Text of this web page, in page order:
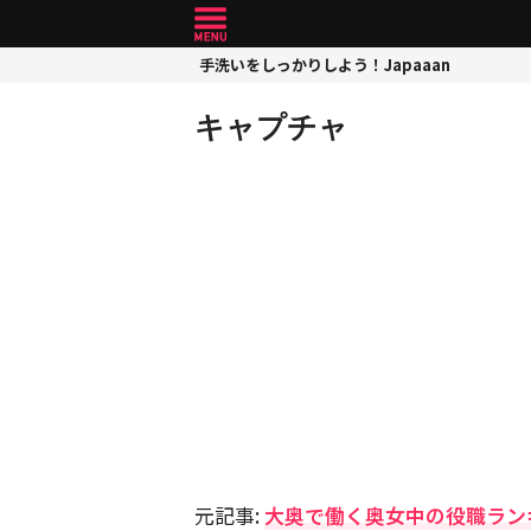
手洗いをしっかりしよう！Japaaan
キャプチャ
元記事:大奥で働く奥女中の役職ラ